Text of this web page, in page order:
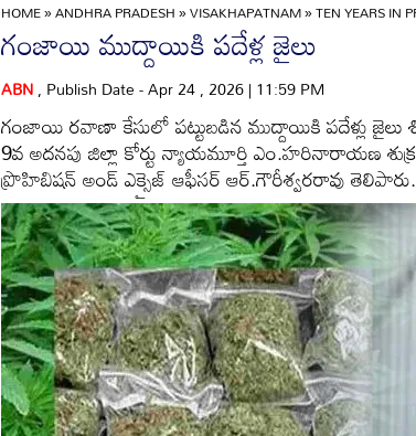
HOME»ANDHRA PRADESH»VISAKHAPATNAM»TEN YEARS IN
గంజాయి ముద్దాయికి పదేళ్ల జైలు
ABN, Publish Date - Apr 24 , 2026 | 11:59 PM
గంజాయి రవాణా కేసులో పట్టుబడిన ముద్దాయికి పదేళ్లు జైలు
9వ అదనపు జిల్లా కోర్టు న్యాయమూర్తి ఎం.హరినారాయణ
ప్రొహిబిషన్‌ అండ్‌ ఎక్సైజ్‌ ఆఫీసర్‌ ఆర్‌.గౌరీశ్వరరావు తెలిపారు.